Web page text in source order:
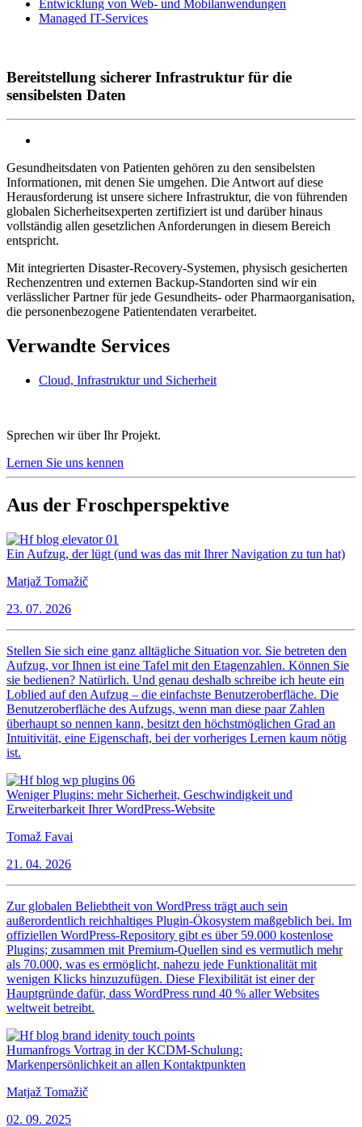
Entwicklung von Web- und Mobilanwendungen
Managed IT-Services
Bereitstellung sicherer Infrastruktur für die
sensibelsten Daten
Gesundheitsdaten von Patienten gehören zu den sensibelsten
Informationen, mit denen Sie umgehen. Die Antwort auf diese
Herausforderung ist unsere sichere Infrastruktur, die von führenden
globalen Sicherheitsexperten zertifiziert ist und darüber hinaus
vollständig allen gesetzlichen Anforderungen in diesem Bereich
entspricht.
Mit integrierten Disaster-Recovery-Systemen, physisch gesicherten
Rechenzentren und externen Backup-Standorten sind wir ein
verlässlicher Partner für jede Gesundheits- oder Pharmaorganisation,
die personenbezogene Patientendaten verarbeitet.
Verwandte Services
Cloud, Infrastruktur und Sicherheit
Sprechen wir über Ihr Projekt.
Lernen Sie uns kennen
Aus der Froschperspektive
Ein Aufzug, der lügt (und was das mit Ihrer Navigation zu tun hat)
Matjaž Tomažič
23. 07. 2026
Stellen Sie sich eine ganz alltägliche Situation vor. Sie betreten den
Aufzug, vor Ihnen ist eine Tafel mit den Etagenzahlen. Können Sie
sie bedienen? Natürlich. Und genau deshalb schreibe ich heute ein
Loblied auf den Aufzug – die einfachste Benutzeroberfläche. Die
Benutzeroberfläche des Aufzugs, wenn man diese paar Zahlen
überhaupt so nennen kann, besitzt den höchstmöglichen Grad an
Intuitivität, eine Eigenschaft, bei der vorheriges Lernen kaum nötig
ist.
Weniger Plugins: mehr Sicherheit, Geschwindigkeit und
Erweiterbarkeit Ihrer WordPress-Website
Tomaž Favai
21. 04. 2026
Zur globalen Beliebtheit von WordPress trägt auch sein
außerordentlich reichhaltiges Plugin-Ökosystem maßgeblich bei. Im
offiziellen WordPress-Repository gibt es über 59.000 kostenlose
Plugins; zusammen mit Premium-Quellen sind es vermutlich mehr
als 70.000, was es ermöglicht, nahezu jede Funktionalität mit
wenigen Klicks hinzuzufügen. Diese Flexibilität ist einer der
Hauptgründe dafür, dass WordPress rund 40 % aller Websites
weltweit betreibt.
Humanfrogs Vortrag in der KCDM-Schulung:
Markenpersönlichkeit an allen Kontaktpunkten
Matjaž Tomažič
02. 09. 2025